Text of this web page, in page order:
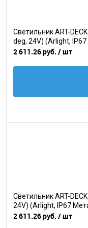
Светильник ART-
deg, 24V) (Arlight,
2 611.26 руб. / шт
Светильник ART-
24V) (Arlight, IP67
2 611.26 руб. / шт